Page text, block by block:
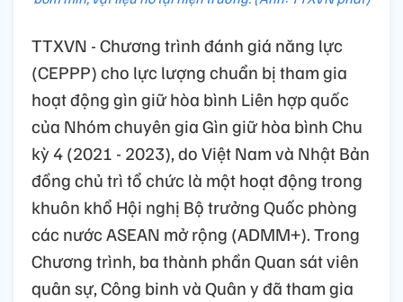
TTXVN - Chương trình đánh giá năng lực
(CEPPP) cho lực lượng chuẩn bị tham gia
hoạt động gìn giữ hòa bình Liên hợp quốc
của Nhóm chuyên gia Gìn giữ hòa bình Chu
kỳ 4 (2021 - 2023), do Việt Nam và Nhật Bản
đồng chủ trì tổ chức là một hoạt động trong
khuôn khổ Hội nghị Bộ trưởng Quốc phòng
các nước ASEAN mở rộng (ADMM+). Trong
Chương trình, ba thành phần Quan sát viên
quân sự, Công binh và Quân y đã tham gia